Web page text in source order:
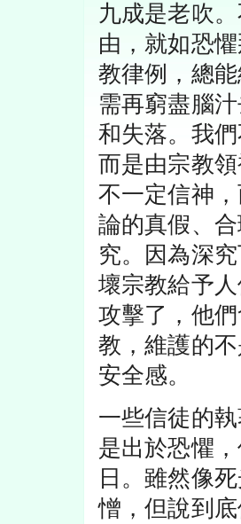
九成是老吹
由，就如恐
教律例，總
需再窮盡腦
和失落。我
而是由宗教
不一定信神
論的真假、
究。因為深
壞宗教給予
攻擊了，他
教，維護的
安全感。
一些信徒的
是出於恐懼
日。雖然像
憎，但說到